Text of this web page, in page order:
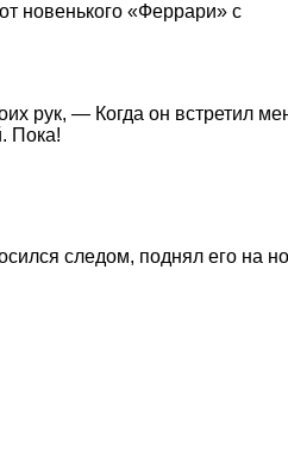
новенького «Феррари» с
рук, — Когда он встретил
Пока!
следом, поднял его на